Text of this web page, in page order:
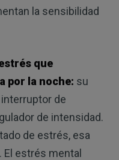
la sensibilidad
que
por la noche: su
de
de intensidad.
de estrés, esa
El estrés mental